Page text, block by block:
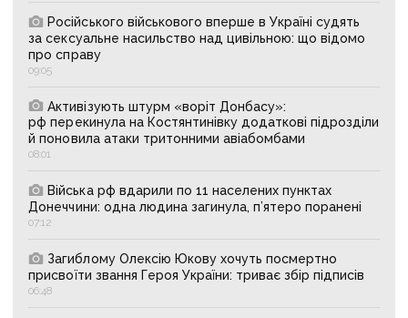
Російського військового вперше в Україні судять
за сексуальне насильство над цивільною: що відомо
про справу
09:05
Активізують штурм «воріт Донбасу»:
рф перекинула на Костянтинівку додаткові підрозділи
й поновила атаки тритонними авіабомбами
08:01
Війська рф вдарили по 11 населених пунктах
Донеччини: одна людина загинула, п’ятеро поранені
07:12
Загиблому Олексію Юкову хочуть посмертно
присвоїти звання Героя України: триває збір підписів
06:48